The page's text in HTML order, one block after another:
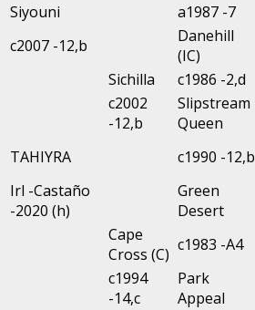
Siyouni
a1987 -7
c2007 -12,b
Danehill
(IC)
Sichilla
c1986 -2,d
c2002
-12,b
Slipstream
Queen
TAHIYRA
c1990 -12,b
Irl -Castaño
-2020 (h)
Green
Desert
Cape
Cross (C) c1983 -A4
c1994
-14,c
Park
Appeal